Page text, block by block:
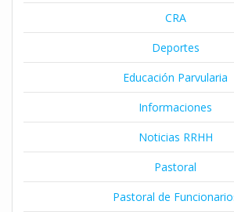
CRA
Deportes
Educación Parvularia
Informaciones
Noticias RRHH
Pastoral
Pastoral de